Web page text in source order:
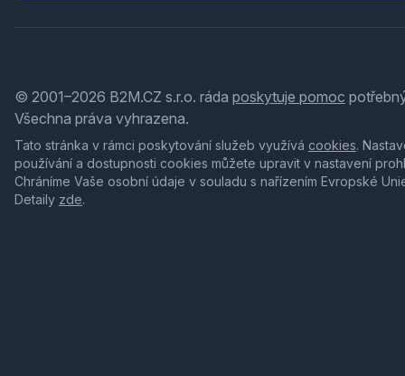
© 2001–2026 B2M.CZ s.r.o. ráda poskytuje pomoc
Všechna práva vyhrazena.
Tato stránka v rámci poskytování služeb využívá cookies.
používání a dostupnosti cookies můžete upravit v nastavení
Chráníme Vaše osobní údaje v souladu s nařízením Evropské
Detaily zde.